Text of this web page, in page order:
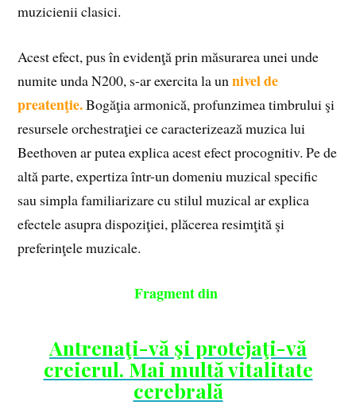
muzicienii clasici.
Acest efect, pus în evidenţă prin măsurarea unei unde
numite unda N200, s-ar exercita la unnivel de
preatenţie.Bogăţia armonică, profunzimea timbrului şi
resursele orchestraţiei ce caracterizează muzica lui
Beethoven ar putea explica acest efect procognitiv. Pe de
altă parte, expertiza într-un domeniu muzical specific
sau simpla familiarizare cu stilul muzical ar explica
efectele asupra dispoziţiei, plăcerea resimţită şi
preferinţele muzicale.
Fragment din
Antrenaţi-vă şi protejaţi-vă
creierul. Mai multă vitalitate
cerebrală